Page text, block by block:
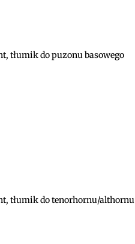
tłumik do puzonu basowego
tłumik do tenorhornu/althornu